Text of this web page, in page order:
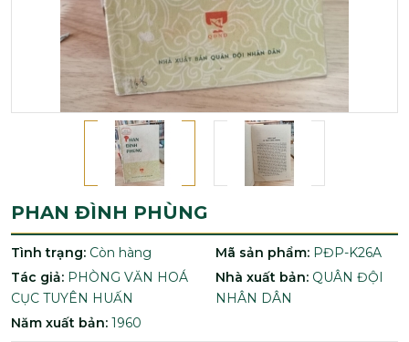
PHAN ĐÌNH PHÙNG
Tình trạng: Còn hàng Mã sản phẩm: PĐP-K26A
Tác giả: PHÒNG VĂN HOÁ
CỤC TUYÊN HUẤN
Nhà xuất bản: QUÂN ĐỘI
NHÂN DÂN
Năm xuất bản: 1960